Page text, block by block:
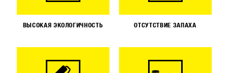
ВЫСОКАЯ ЭКОЛОГИЧНОСТЬ ОТСУТСТВИЕ ЗАПАХА